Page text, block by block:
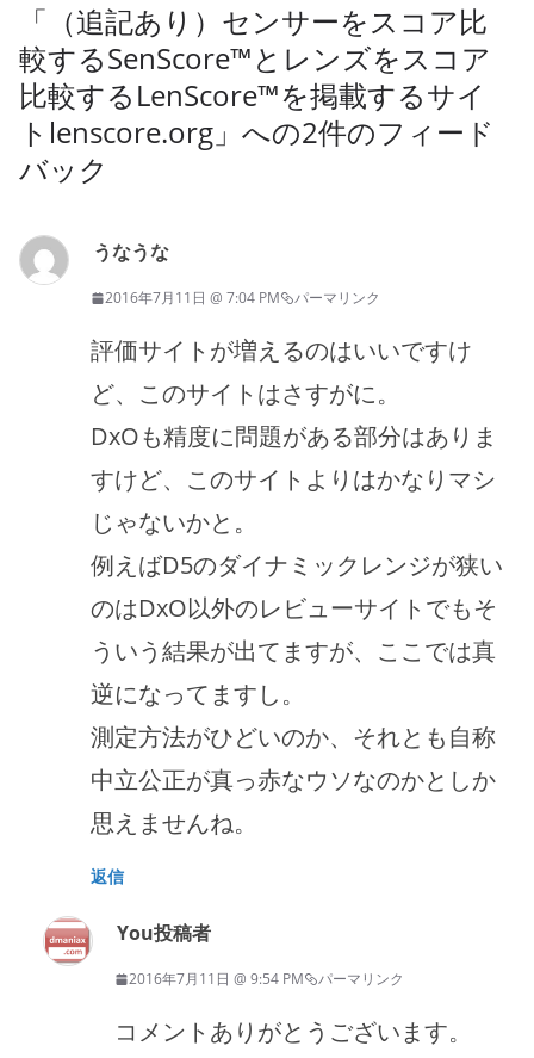
「 （追記あり）センサーをスコア比
較するSenScore™とレンズをスコア
比較するLenScore™を掲載するサイ
トlenscore.org 」への2件のフィード
バック
うなうな
2016年7月11日 @ 7:04 PM パーマリンク
評価サイトが増えるのはいいですけ
ど、このサイトはさすがに。
DxOも精度に問題がある部分はありま
すけど、このサイトよりはかなりマシ
じゃないかと。
例えばD5のダイナミックレンジが狭い
のはDxO以外のレビューサイトでもそ
ういう結果が出てますが、ここでは真
逆になってますし。
測定方法がひどいのか、それとも自称
中立公正が真っ赤なウソなのかとしか
思えませんね。
返信
You投稿者
2016年7月11日 @ 9:54 PM パーマリンク
コメントありがとうございます。